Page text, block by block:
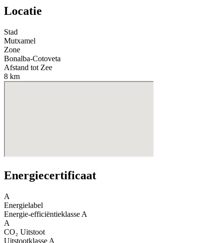
Locatie
Stad
Mutxamel
Zone
Bonalba-Cotoveta
Afstand tot Zee
8 km
Energiecertificaat
A
Energielabel
Energie-efficiëntieklasse A
A
CO₂ Uitstoot
Uitstootklasse A